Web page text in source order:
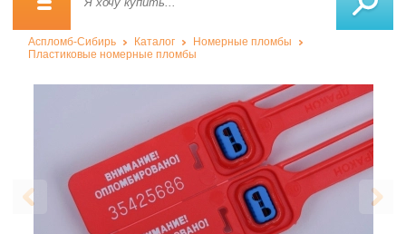
Аспломб-Сибирь Каталог
Номерные пломбы
Пластиковые номерные пломбы